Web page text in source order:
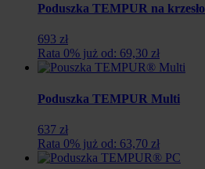
Poduszka TEMPUR na krzesło
693 zł
Rata 0% już od: 69,30 zł
Poduszka TEMPUR Multi
637 zł
Rata 0% już od: 63,70 zł